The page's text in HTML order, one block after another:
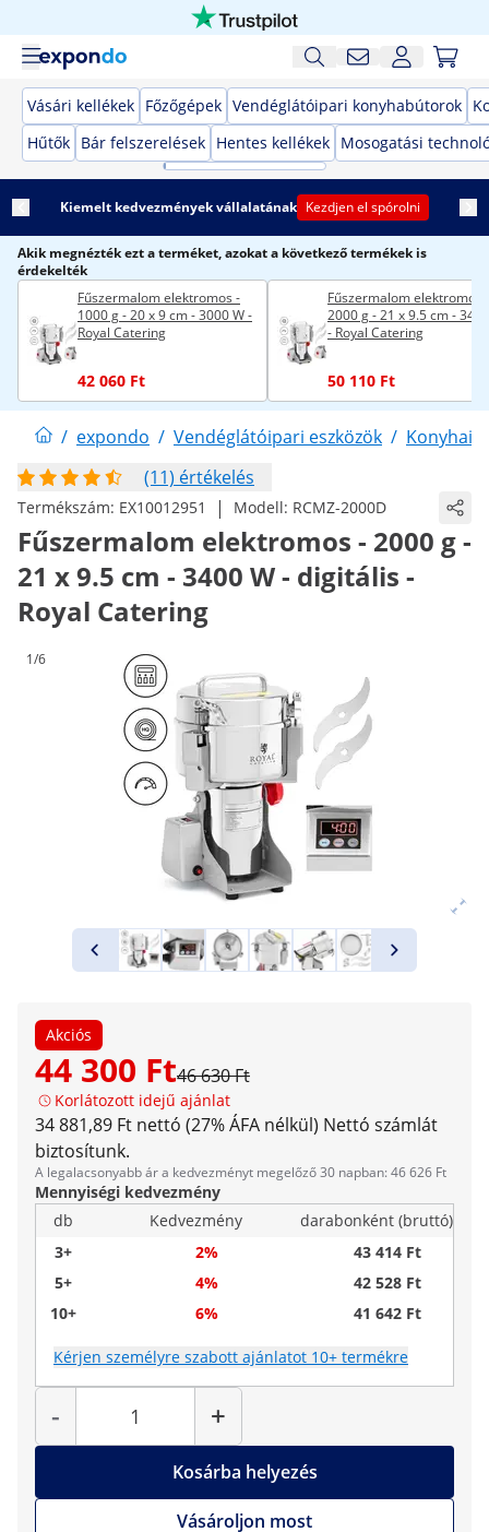
Vásári kellékek Főzőgépek Vendéglátóipari konyhabútorok
Hűtők Bár felszerelések Hentes kellékek Mosogatási
Kiemelt kedvezmények vállalatának Kezdjen el spórolni
Akik megnézték ezt a terméket, azokat a következő termékek is
érdekelték
Fűszermalom elektromos -
1000 g - 20 x 9 cm - 3000 W -
Royal Catering
42 060 Ft
Fűszermalom elektromos -
2000 g - 21 x 9.5 cm -
- Royal Catering
50 110 Ft
/ expondo / Vendéglátóipari eszközök / Konyhai
(11) értékelés
Termékszám: EX10012951 | Modell: RCMZ-2000D
Fűszermalom elektromos - 2000 g -
21 x 9.5 cm - 3400 W - digitális -
Royal Catering
1/6
Akciós
44 300 Ft46 630 Ft
Korlátozott idejű ajánlat
34 881,89 Ft nettó (27% ÁFA nélkül) Nettó számlát
biztosítunk.
A legalacsonyabb ár a kedvezményt megelőző 30 napban: 46 626 Ft
Mennyiségi kedvezmény
db
Kedvezmény
darabonként (bruttó)
3+
2%
43 414 Ft
5+
4%
42 528 Ft
10+
6% 41 642 Ft
Kérjen személyre szabott ajánlatot 10+ termékre
-
Mennyiség
+
Kosárba helyezés
Vásároljon most